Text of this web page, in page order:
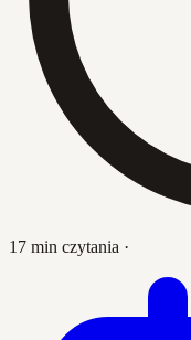
17 min czytania ·